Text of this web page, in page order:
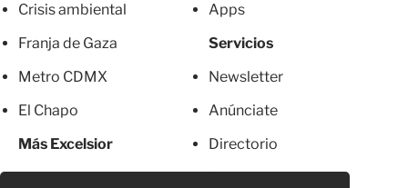
Crisis ambiental
Franja de Gaza
Metro CDMX
El Chapo
Más Excelsior
Apps
Servicios
Newsletter
Anúnciate
Directorio